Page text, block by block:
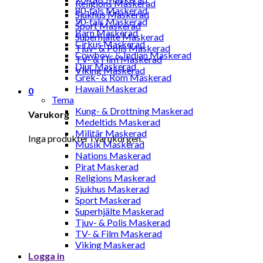
Religions Maskerad
Sjukhus Maskerad
Sport Maskerad
Superhjälte Maskerad
Tjuv- & Polis Maskerad
TV- & Film Maskerad
Viking Maskerad
0
Varukorg
Inga produkter i varukorgen.
80-tals Maskerad
90-tals Maskerad
Barn Maskerad
Cirkus Maskerad
Cowboy- & Indian Maskerad
Djur Maskerad
Grek- & Rom Maskerad
Hawaii Maskerad
Tema
Kung- & Drottning Maskerad
Medeltids Maskerad
Militär Maskerad
Musik Maskerad
Nations Maskerad
Pirat Maskerad
Religions Maskerad
Sjukhus Maskerad
Sport Maskerad
Superhjälte Maskerad
Tjuv- & Polis Maskerad
TV- & Film Maskerad
Viking Maskerad
Logga in